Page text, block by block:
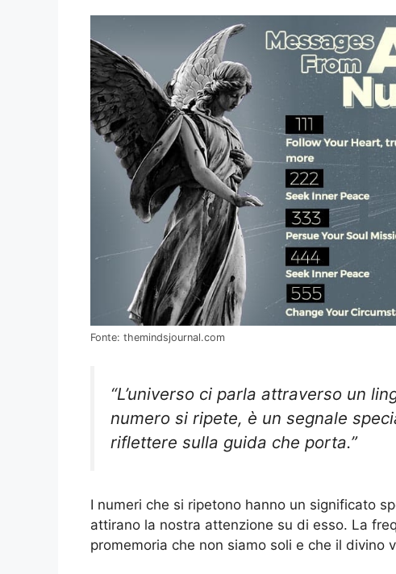
Fonte: themindsjournal.com
“L’universo ci parla attraverso un
numero si ripete, è un segnale
riflettere sulla guida che porta.”
I numeri che si ripetono hanno un significato
attirano la nostra attenzione su di esso. La
promemoria che non siamo soli e che il divino